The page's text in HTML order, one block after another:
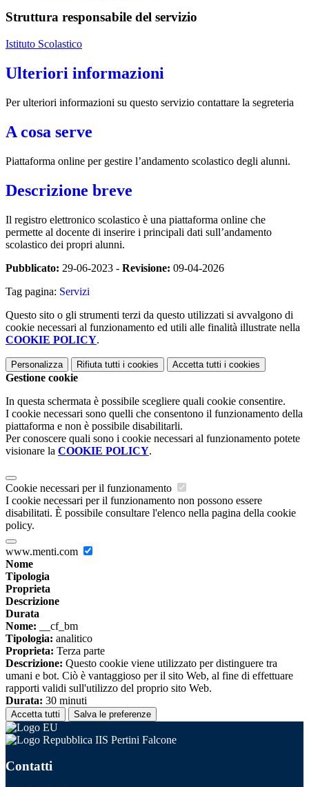
Struttura responsabile del servizio
Istituto Scolastico
Ulteriori informazioni
Per ulteriori informazioni su questo servizio contattare la segreteria
A cosa serve
Piattaforma online per gestire l’andamento scolastico degli alunni.
Descrizione breve
Il registro elettronico scolastico è una piattaforma online che
permette al docente di inserire i principali dati sull’andamento
scolastico dei propri alunni.
Pubblicato: 29-06-2023 - Revisione: 09-04-2026
Tag pagina: Servizi
Questo sito o gli strumenti terzi da questo utilizzati si avvalgono di
cookie necessari al funzionamento ed utili alle finalità illustrate nella
COOKIE POLICY.
Personalizza Rifiuta tutti i cookies Accetta tutti i cookies
Gestione cookie
In questa schermata è possibile scegliere quali cookie consentire.
I cookie necessari sono quelli che consentono il funzionamento della
piattaforma e non è possibile disabilitarli.
Per conoscere quali sono i cookie necessari al funzionamento potete
visionare la COOKIE POLICY.
Cookie necessari per il funzionamento
I cookie necessari per il funzionamento non possono essere
disabilitati. È possibile consultare l'elenco nella pagina della cookie
policy.
www.menti.com
Nome
Tipologia
Proprieta
Descrizione
Durata
Nome: __cf_bm
Tipologia: analitico
Proprieta: Terza parte
Descrizione: Questo cookie viene utilizzato per distinguere tra
umani e bot. Ciò è vantaggioso per il sito Web, al fine di effettuare
rapporti validi sull'utilizzo del proprio sito Web.
Durata: 30 minuti
Accetta tutti Salva le preferenze
IIS Pertini Falcone
Contatti